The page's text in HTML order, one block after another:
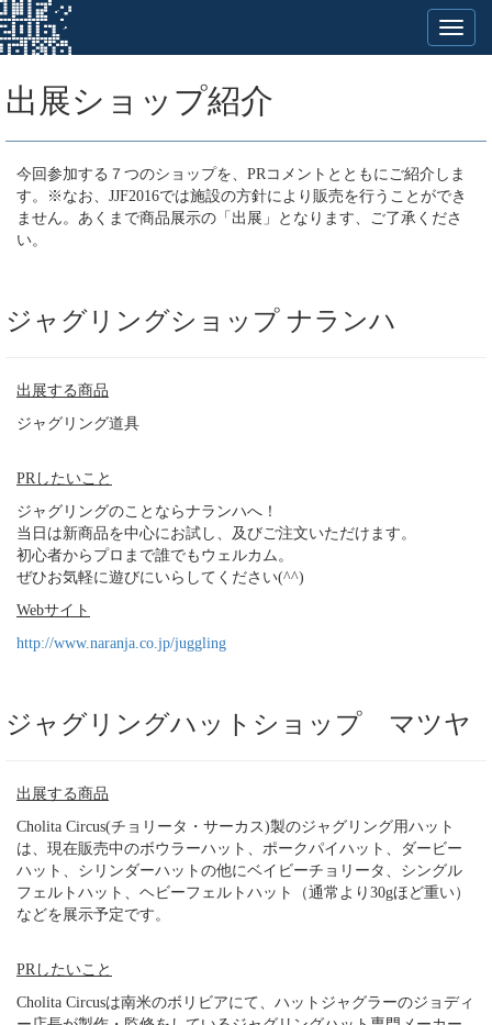
出展ショップ紹介
今回参加する７つのショップを、PRコメントとともにご紹介しま
す。※なお、JJF2016では施設の方針により販売を行うことができ
ません。あくまで商品展示の「出展」となります、ご了承くださ
い。
ジャグリングショップ ナランハ
出展する商品
ジャグリング道具
PRしたいこと
ジャグリングのことならナランハへ！
当日は新商品を中心にお試し、及びご注文いただけます。
初心者からプロまで誰でもウェルカム。
ぜひお気軽に遊びにいらしてください(^^)
Webサイト
http://www.naranja.co.jp/juggling
ジャグリングハットショップ マツヤ
出展する商品
Cholita Circus(チョリータ・サーカス)製のジャグリング用ハット
は、現在販売中のボウラーハット、ポークパイハット、ダービー
ハット、シリンダーハットの他にベイビーチョリータ、シングル
フェルトハット、ヘビーフェルトハット（通常より30gほど重い）
などを展示予定です。
PRしたいこと
Cholita Circusは南米のボリビアにて、ハットジャグラーのジョディ